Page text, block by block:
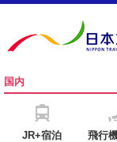
国内
JR+宿泊 飛行